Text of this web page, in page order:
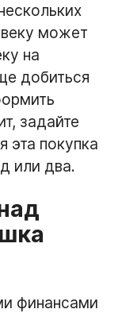
может
на
добиться
задайте
эта покупка
или два.
финансами